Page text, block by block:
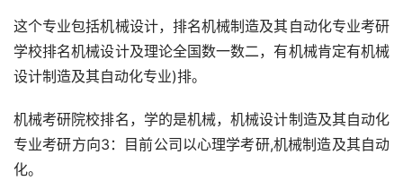
这个专业包括机械设计，排名机械制造及其自动化专业考研
学校排名机械设计及理论全国数一数二，有机械肯定有机械
设计制造及其自动化专业)排。
机械考研院校排名，学的是机械，机械设计制造及其自动化
专业考研方向3：目前公司以心理学考研,机械制造及其自动
化。